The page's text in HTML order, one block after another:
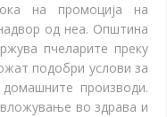
на промоција на
од неа. Општина
пчеларите преку
подобри услови за
производи.
во здрава и